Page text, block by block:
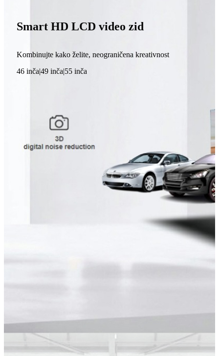
Smart HD LCD video zid
Kombinujte kako želite, neograničena kreativnost
46 inča|49 inča|55 inča